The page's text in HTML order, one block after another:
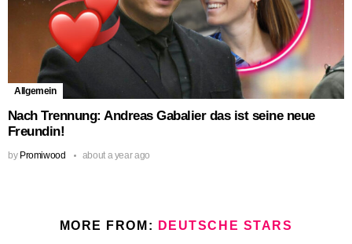
Allgemein
Nach Trennung: Andreas Gabalier das ist seine neue
Freundin!
by Promiwood about a year ago
MORE FROM: DEUTSCHE STARS